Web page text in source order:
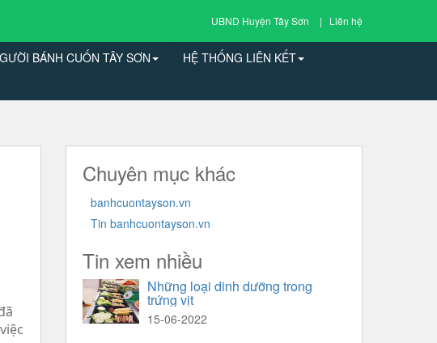
UBND Huyện Tây Sơn | Liên hệ
BÁNH CUỐN TÂY SƠN
HỆ THỐNG LIÊN KẾT
Chuyên mục khác
banhcuontayson.vn
Tin banhcuontayson.vn
Tin xem nhiều
Những loại dinh dưỡng trong
trứng vịt
15-06-2022